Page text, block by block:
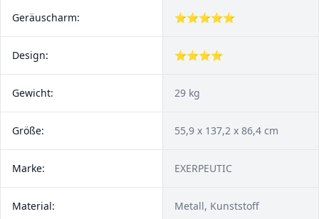
Geräuscharm: ⭐⭐⭐⭐⭐
Design: ⭐⭐⭐⭐
Gewicht: 29 kg
Größe: ‎55,9 x 137,2 x 86,4 cm
Marke: EXERPEUTIC
Material: Metall, Kunststoff